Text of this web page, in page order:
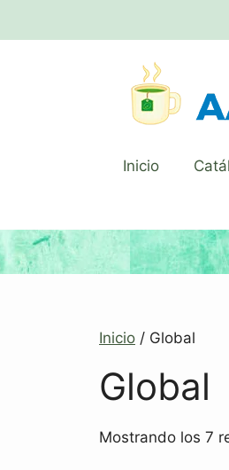
Inicio
Inicio / Global
Global
Mostrando los 7